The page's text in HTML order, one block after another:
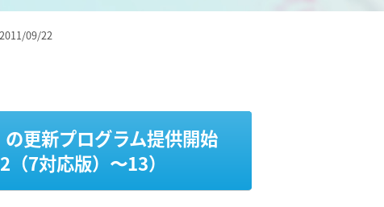
2011/09/22
更新プログラム提供開始
7対応版）〜13）